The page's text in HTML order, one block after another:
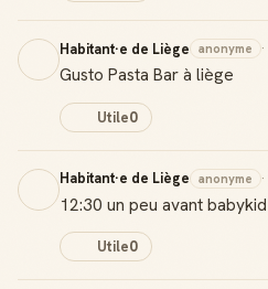
Habitant·e de Liège anonyme
Gusto Pasta Bar à liège
Utile0
Habitant·e de Liège anonyme
12:30 un peu avant
Utile0